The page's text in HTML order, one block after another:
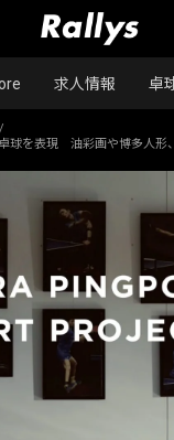
求人情報 卓
/
球を表現 油彩画や博多人形